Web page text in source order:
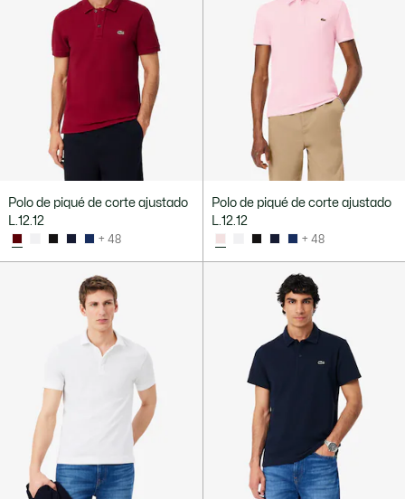
Polo de piqué de corte ajustado
L.12.12
+ 48
Polo de piqué de corte ajustado
L.12.12
+ 48